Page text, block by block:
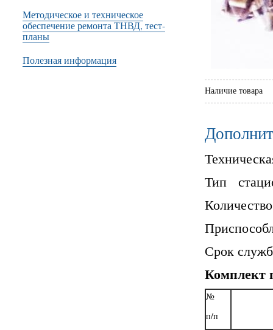
Методическое и техническое
обеспечение ремонта ТНВД, тест-
планы
Полезная информация
Наличие товара
Тип
Срок
Комплект
№
п/п